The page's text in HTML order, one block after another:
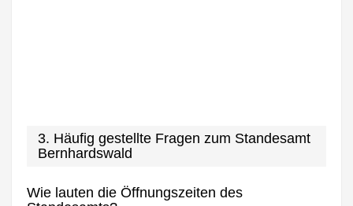
3. Häufig gestellte Fragen zum Standesamt
Bernhardswald
Wie lauten die Öffnungszeiten des